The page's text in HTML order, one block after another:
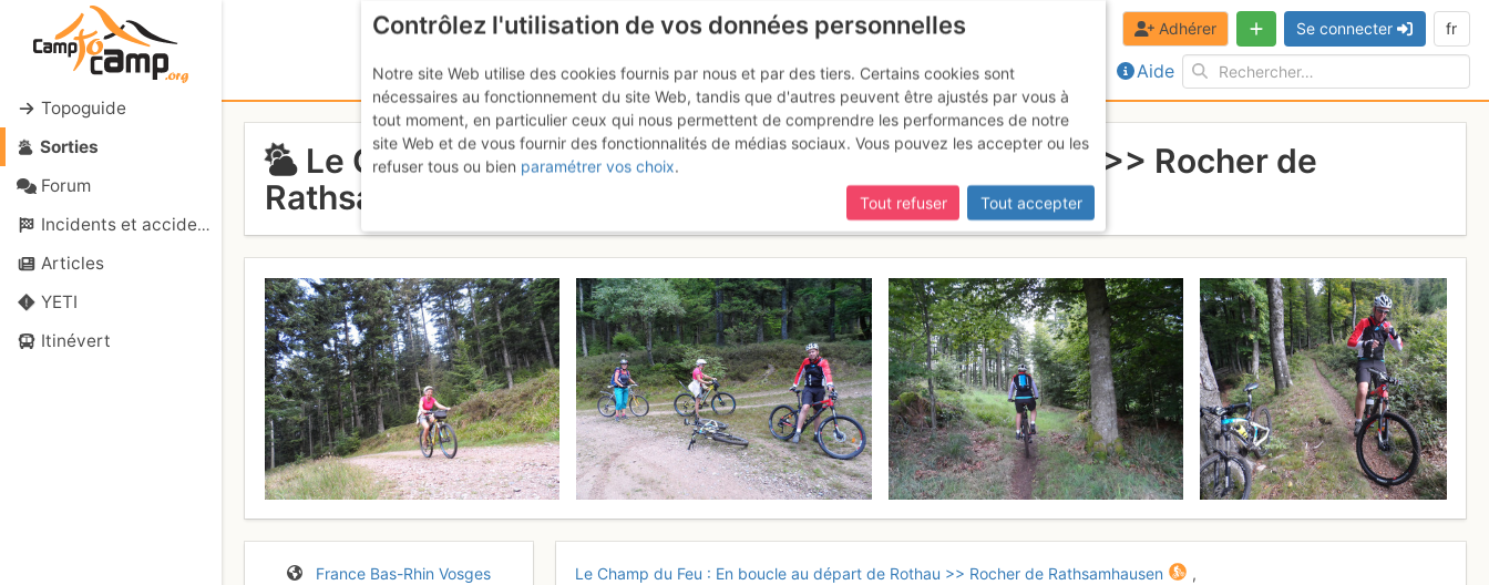
Topoguide
Sorties
Forum
Incidents et accidents
Articles
YETI
Itinévert
Aide
Adhérer Se connecter fr
Le Champ du Feu : En boucle au départ de Rothau >> Rocher de
Rathsamhausen
France Bas-Rhin Vosges Le Champ du Feu : En boucle au départ de Rothau >> Rocher de Rathsamhausen
,
Contrôlez l'utilisation de vos données personnelles
Notre site Web utilise des cookies fournis par nous et par des tiers. Certains cookies sont
nécessaires au fonctionnement du site Web, tandis que d'autres peuvent être ajustés par vous à
tout moment, en particulier ceux qui nous permettent de comprendre les performances de notre
site Web et de vous fournir des fonctionnalités de médias sociaux. Vous pouvez les accepter ou les
refuser tous ou bien paramétrer vos choix.
Tout refuser
Tout accepter